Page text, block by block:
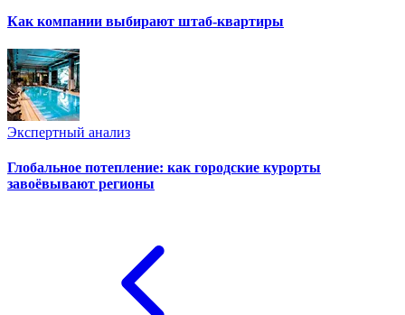
Как компании выбирают штаб-квартиры
Экспертный анализ
Глобальное потепление: как городские курорты
завоёвывают регионы